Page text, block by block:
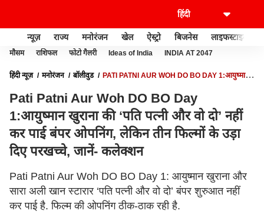
न्यूज़ राज्य मनोरंजन खेल ऐस्ट्रो बिजनेस लाइफस्टाइल
मौसम राशिफल फोटो गैलरी Ideas of India INDIA AT 2047
हिंदी न्यूज़ मनोरंजन बॉलीवुड
PATI PATNI AUR WOH DO BO DAY 1:आयुष्मान
परखच्चे, जानें- कलेक्शन
Pati Patni Aur Woh DO BO Day
1:आयुष्मान खुराना की ‘पति पत्नी और वो दो’ नहीं
कर पाई बंपर ओपनिंग, लेकिन तीन फिल्मों के उड़ा
दिए परखच्चे, जानें- कलेक्शन
Pati Patni Aur Woh DO BO Day 1: आयुष्मान खुराना और
सारा अली खान स्टारार ‘पति पत्नी और वो दो’ बंपर शुरुआत नहीं
कर पाई है. फिल्म की ओपनिंग ठीक-ठाक रही है.